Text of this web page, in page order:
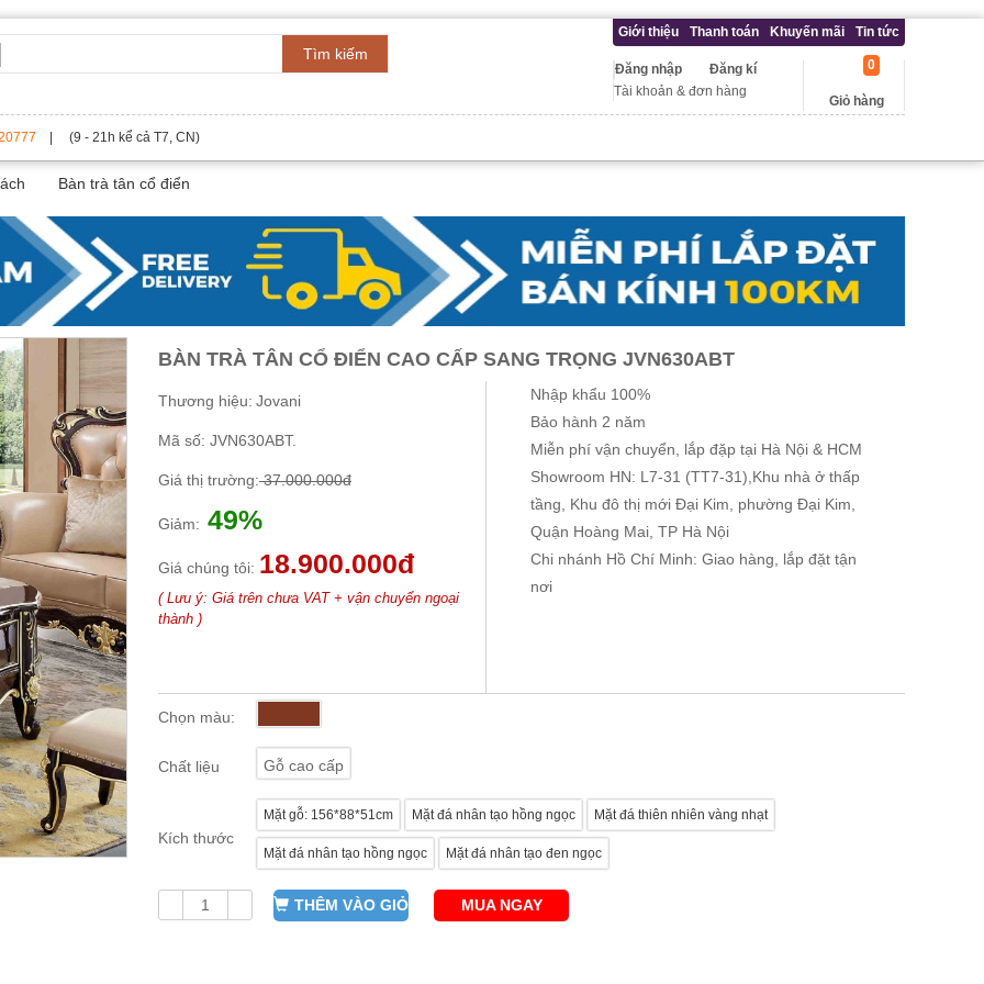
Tìm kiếm
Giới thiệu Thanh toán Khuyến mãi Tin tức
Đăng kí
Đăng nhập
Tài khoản & đơn hàng
Giỏ hàng
0
| (9 - 21h kể cả T7, CN)
Bàn trà tân cổ điển
BÀN TRÀ TÂN CỔ ĐIỂN CAO CẤP SANG TRỌNG JVN630ABT
Thương hiệu: Jovani
Mã số: JVN630ABT.
Giá thị trường:37.000.000đ
Giảm: 49%
Giá chúng tôi: 18.900.000đ
( Lưu ý: Giá trên chưa VAT + vận chuyển ngoại
thành )
Nhập khẩu 100%
Bảo hành 2 năm
Miễn phí vận chuyển, lắp đặp tại Hà Nội & HCM
Showroom HN: L7-31 (TT7-31),Khu nhà ở thấp
tầng, Khu đô thị mới Đại Kim, phường Đại Kim,
Quận Hoàng Mai, TP Hà Nội
Chi nhánh Hồ Chí Minh: Giao hàng, lắp đặt tận
nơi
Chọn màu:
Chất liệu Gỗ cao cấp
Kích thước
Mặt gỗ: 156*88*51cm Mặt đá nhân tạo hồng ngọc Mặt đá thiên nhiên vàng nhạt
Mặt đá nhân tạo hồng ngọc Mặt đá nhân tạo đen ngọc
THÊM VÀO GIỎ MUA NGAY